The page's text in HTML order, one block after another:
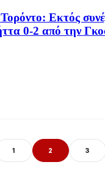
Εκτός
0-2 από την
1 2 3